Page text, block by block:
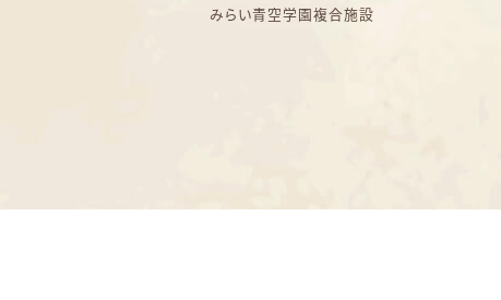
みらい青空学園複合施設